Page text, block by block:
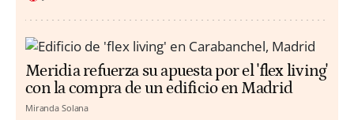
Meridia refuerza su apuesta por el 'flex living'
con la compra de un edificio en Madrid
Miranda Solana